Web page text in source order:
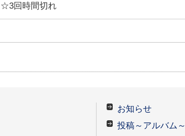
☆3回時間切れ
お知らせ
投稿～アルバム～